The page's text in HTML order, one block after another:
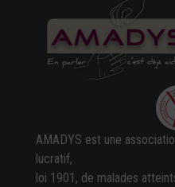
AMADYS est une
lucratif,
loi 1901, de malades